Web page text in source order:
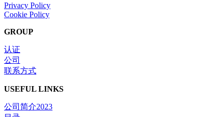
Privacy Policy
Cookie Policy
GROUP
认证
公司
联系方式
USEFUL LINKS
公司简介2023